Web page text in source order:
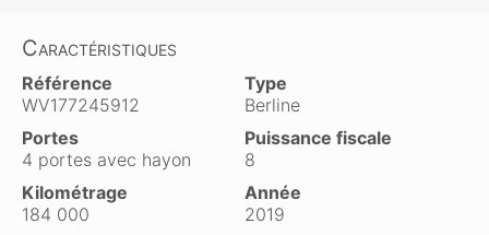
Caractéristiques
Référence
WV177245912
Type
Berline
Portes
4 portes avec hayon
Puissance fiscale
8
Kilométrage
184 000
Année
2019